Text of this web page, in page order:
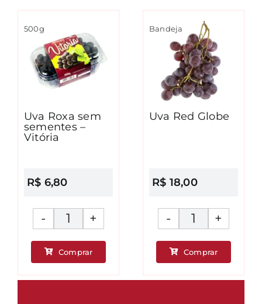
500g
Uva Roxa sem
sementes –
Vitória
R$ 6,80
Uva
Roxa
sem
sementes
Comprar
Bandeja
Uva Red Globe
R$ 18,00
Uva
Red
Globe
Comprar